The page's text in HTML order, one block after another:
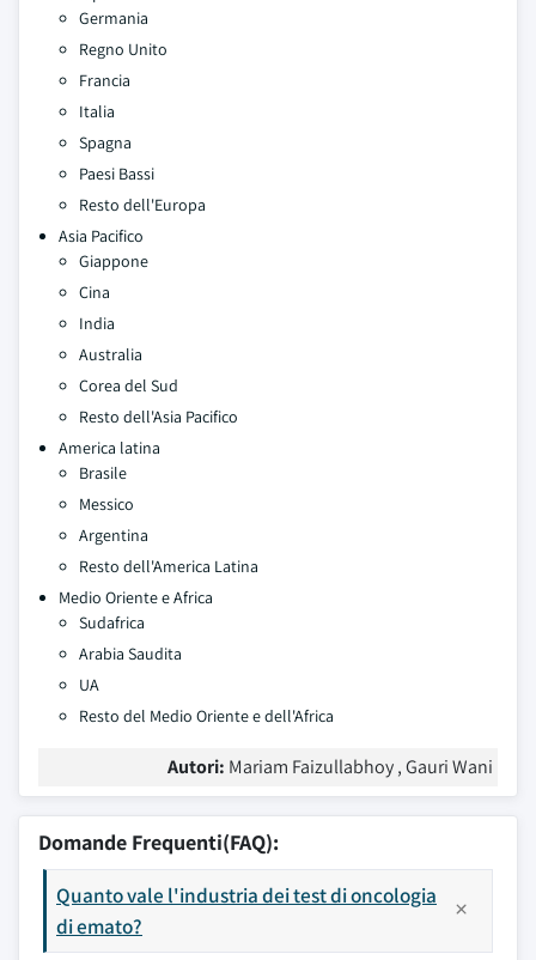
Germania
Regno Unito
Francia
Italia
Spagna
Paesi Bassi
Resto dell'Europa
Asia Pacifico
Giappone
Cina
India
Australia
Corea del Sud
Resto dell'Asia Pacifico
America latina
Brasile
Messico
Argentina
Resto dell'America Latina
Medio Oriente e Africa
Sudafrica
Arabia Saudita
UA
Resto del Medio Oriente e dell'Africa
Autori: Mariam Faizullabhoy , Gauri Wani
Domande Frequenti(FAQ):
Quanto vale l'industria dei test di oncologia
di emato?